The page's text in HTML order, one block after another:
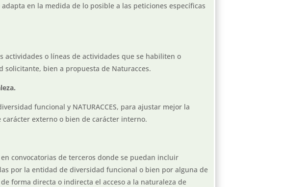
en la medida de lo posible a las peticiones específicas
actividades o líneas de actividades que se habiliten o
bien a propuesta de Naturacces.
funcional y NATURACCES, para ajustar mejor la
carácter externo o bien de carácter interno.
convocatorias de terceros donde se puedan incluir
por la entidad de diversidad funcional o bien por alguna de
forma directa o indirecta el acceso a la naturaleza de